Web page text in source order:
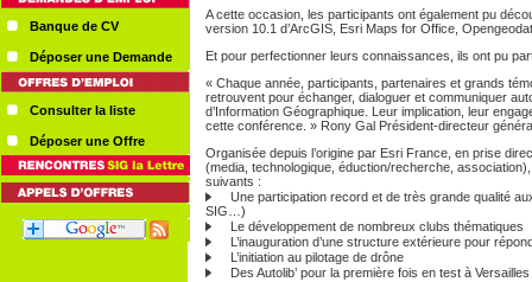
Banque de CV
Déposer une Demande
Consulter la liste
Déposer une Offre
A cette occasion, les participants ont également pu
version 10.1 d’ArcGIS, Esri Maps for Office,
Et pour perfectionner leurs connaissances, ils ont pu
« Chaque année, participants, partenaires et grands
retrouvent pour échanger, dialoguer et communiquer
d’Information Géographique. Leur implication, leur
cette conférence. » Rony Gal Président-directeur
Organisée depuis l’origine par Esri France, en prise
(media, technologique, éduction/recherche,
suivants :
Une participation record et de très grande qualité
SIG…)
Le développement de nombreux clubs thématiques
L’inauguration d’une structure extérieure pour
L’initiation au pilotage de drône
Des Autolib’ pour la première fois en test à Versailles